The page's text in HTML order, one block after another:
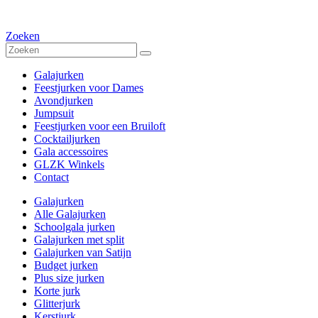
Zoeken
Galajurken
Feestjurken voor Dames
Avondjurken
Jumpsuit
Feestjurken voor een Bruiloft
Cocktailjurken
Gala accessoires
GLZK Winkels
Contact
Galajurken
Alle Galajurken
Schoolgala jurken
Galajurken met split
Galajurken van Satijn
Budget jurken
Plus size jurken
Korte jurk
Glitterjurk